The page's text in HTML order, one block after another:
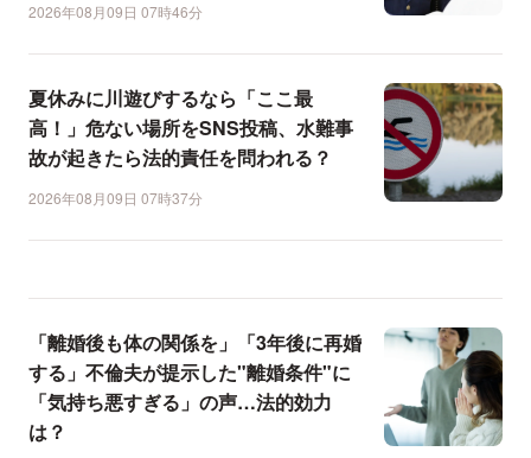
2026年08月09日 07時46分
夏休みに川遊びするなら「ここ最
高！」危ない場所をSNS投稿、水難事
故が起きたら法的責任を問われる？
2026年08月09日 07時37分
「離婚後も体の関係を」「3年後に再婚
する」不倫夫が提示した"離婚条件"に
「気持ち悪すぎる」の声…法的効力
は？